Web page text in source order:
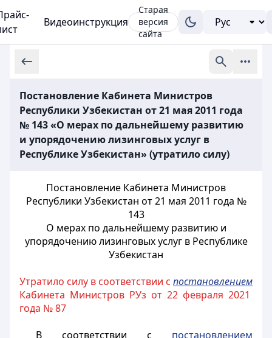
Видеоинструкция
Старая
версия
сайта
Постановление Кабинета Министров
Республики Узбекистан от 21 мая 2011 года
№ 143 «О мерах по дальнейшему развитию
и упорядочению лизинговых услуг в
Республике Узбекистан» (утратило силу)
Постановление Кабинета Министров
Республики Узбекистан от 21 мая 2011 года №
143
О мерах по дальнейшему развитию и
упорядочению лизинговых услуг в Республике
Узбекистан
Утратило силу в соответствии с постановлением
Кабинета Министров РУз от 22 февраля 2021
года № 87
В соответствии с постановлением